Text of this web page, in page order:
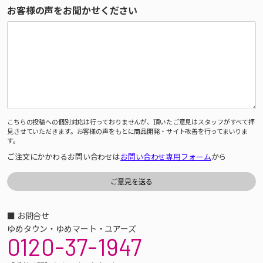
お客様の声をお聞かせください
こちらの投稿への個別対応は行っておりませんが、頂いたご意見はスタッフがすべて拝
見させていただきます。お客様の声をもとに商品開発・サイト改善を行ってまいりま
す。
ご注文にかかわるお問い合わせはお問い合わせ専用フォームから
■ お問合せ
ゆめタウン・ゆめマート・ユアーズ
0120-37-1947